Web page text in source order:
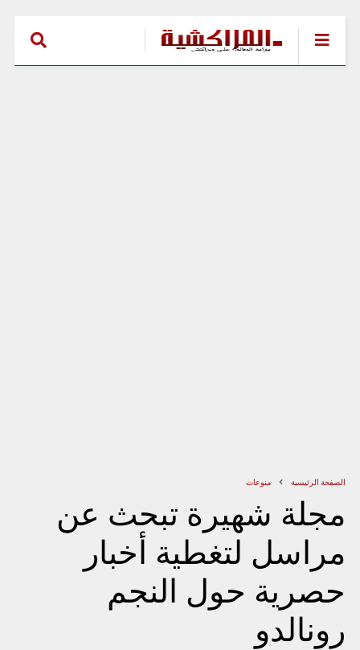
الصفحة الرئيسية منوعات
مجلة شهيرة تبحث عن
مراسل لتغطية أخبار
حصرية حول النجم
رونالدو